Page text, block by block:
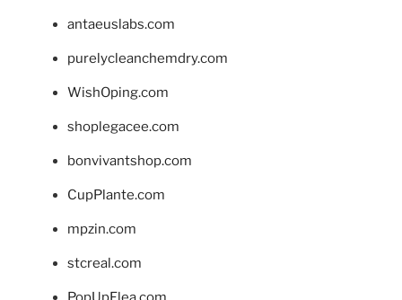
antaeuslabs.com
purelycleanchemdry.com
WishOping.com
shoplegacee.com
bonvivantshop.com
CupPlante.com
mpzin.com
stcreal.com